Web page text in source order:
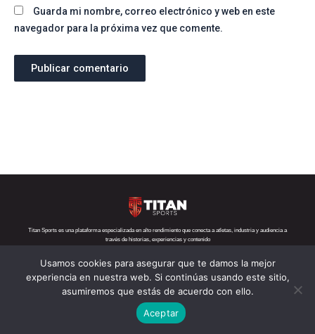
Guarda mi nombre, correo electrónico y web en este
navegador para la próxima vez que comente.
Titan Sports es una plataforma especializada en alto rendimiento que conecta a atletas, industria y audiencia a
través de historias, experiencias y contenido
Teléfono: +52 1 55 6719 5282 Correo: contacto@titansports.mx
Copyright© Titan Sports 2026. todos los derechos reservados
Nosotros Política de cookies
Usamos cookies para asegurar que te damos la mejor
experiencia en nuestra web. Si continúas usando este sitio,
asumiremos que estás de acuerdo con ello.
Aceptar